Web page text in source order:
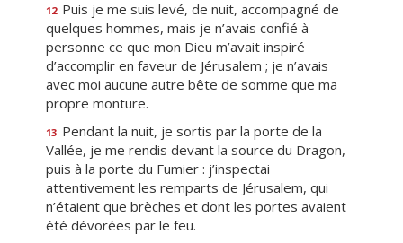
12 Puis je me suis levé, de nuit, accompagné de
quelques hommes, mais je n’avais confié à
personne ce que mon Dieu m’avait inspiré
d’accomplir en faveur de Jérusalem ; je n’avais
avec moi aucune autre bête de somme que ma
propre monture.
13 Pendant la nuit, je sortis par la porte de la
Vallée, je me rendis devant la source du Dragon,
puis à la porte du Fumier : j’inspectai
attentivement les remparts de Jérusalem, qui
n’étaient que brèches et dont les portes avaient
été dévorées par le feu.